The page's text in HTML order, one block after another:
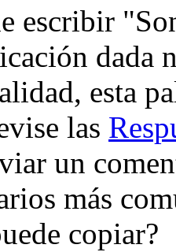
escribir
dada
esta
las
un
más
copiar?